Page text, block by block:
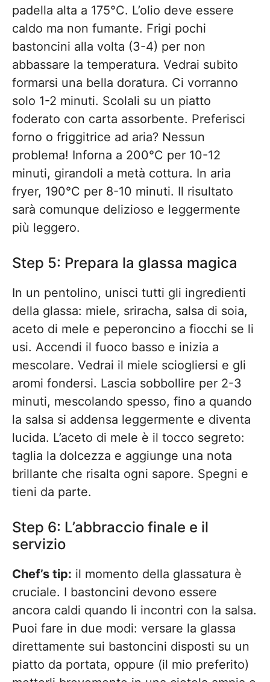
padella alta a 175°C. L’olio deve essere
caldo ma non fumante. Frigi pochi
bastoncini alla volta (3-4) per non
abbassare la temperatura. Vedrai subito
formarsi una bella doratura. Ci vorranno
solo 1-2 minuti. Scolali su un piatto
foderato con carta assorbente. Preferisci
forno o friggitrice ad aria? Nessun
problema! Inforna a 200°C per 10-12
minuti, girandoli a metà cottura. In aria
fryer, 190°C per 8-10 minuti. Il risultato
sarà comunque delizioso e leggermente
più leggero.
Step 5: Prepara la glassa magica
In un pentolino, unisci tutti gli ingredienti
della glassa: miele, sriracha, salsa di soia,
aceto di mele e peperoncino a fiocchi se li
usi. Accendi il fuoco basso e inizia a
mescolare. Vedrai il miele sciogliersi e gli
aromi fondersi. Lascia sobbollire per 2-3
minuti, mescolando spesso, fino a quando
la salsa si addensa leggermente e diventa
lucida. L’aceto di mele è il tocco segreto:
taglia la dolcezza e aggiunge una nota
brillante che risalta ogni sapore. Spegni e
tieni da parte.
Step 6: L’abbraccio finale e il
servizio
Chef’s tip: il momento della glassatura è
cruciale. I bastoncini devono essere
ancora caldi quando li incontri con la salsa.
Puoi fare in due modi: versare la glassa
direttamente sui bastoncini disposti su un
piatto da portata, oppure (il mio preferito)